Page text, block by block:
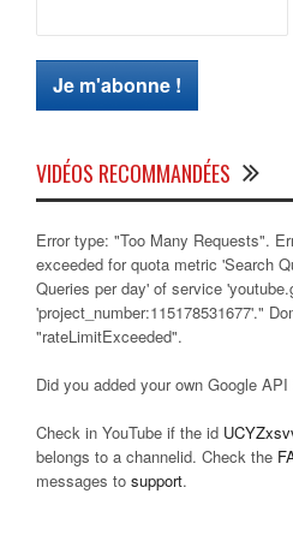
VIDÉOS RECOMMANDÉES
Error type: "Too Many Requests".
exceeded for quota metric 'Search
Queries per day' of service
'project_number:115178531677'."
"rateLimitExceeded".
Did you added your own Google
Check in YouTube if the id
belongs to a channelid. Check the
messages to support.